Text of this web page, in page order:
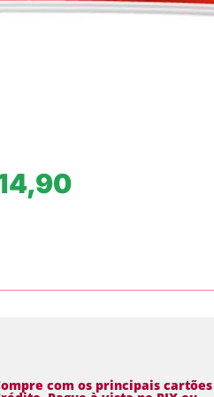
com os principais cartões